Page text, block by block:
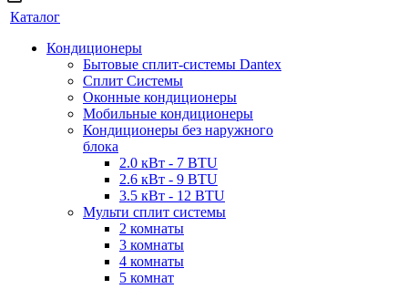
Каталог
Кондиционеры
Бытовые сплит-системы Dantex
Сплит Системы
Оконные кондиционеры
Мобильные кондиционеры
Кондиционеры без наружного
блока
2.0 кВт - 7 BTU
2.6 кВт - 9 BTU
3.5 кВт - 12 BTU
Мульти сплит системы
2 комнаты
3 комнаты
4 комнаты
5 комнат